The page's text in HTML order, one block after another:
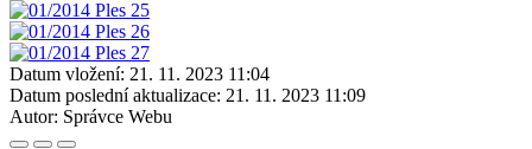
Datum vložení: 21. 11. 2023 11:04
Datum poslední aktualizace: 21. 11. 2023 11:09
Autor: Správce Webu